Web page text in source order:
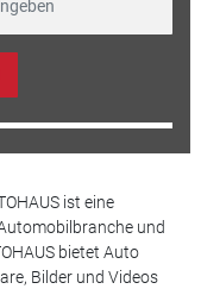
ist eine
und
bietet Auto
Bilder und Videos